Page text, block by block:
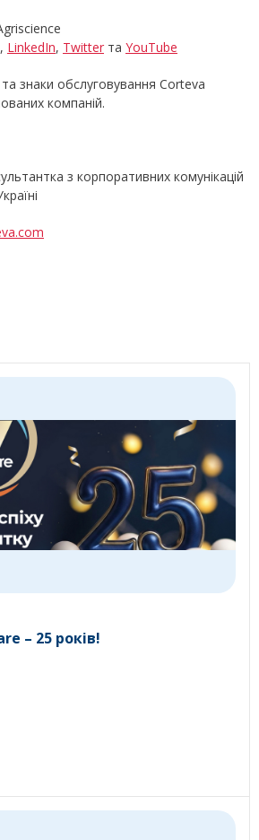
, LinkedIn, Twitter та YouTube
знаки обслуговування Corteva
компаній.
з корпоративних комунікацій
– 25 років!